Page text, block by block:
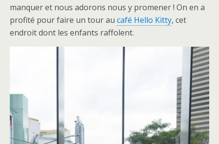
manquer et nous adorons nous y promener ! On en a
profité pour faire un tour au café Hello Kitty, cet
endroit dont les enfants raffolent.